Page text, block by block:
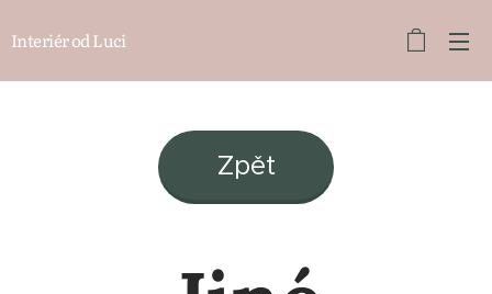
Interiér od Luci
Zpět